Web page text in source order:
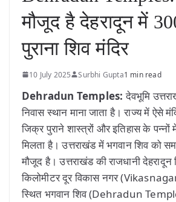
मौजूद है देहरादून में
पुराना शिव मंदिर
10 July 2025 Surbhi Gupta1 min read
Dehradun Temples: देवभूमि
निवास स्थान माना जाता है। राज्य में ऐसे
जिक्र पुराने शास्त्रों और इतिहास के
मिलता है। उत्तराखंड में भगवान शिव को
मौजूद है। उत्तराखंड की राजधानी
किलोमीटर दूर विकास नगर
स्थित भगवान शिव (Dehradun